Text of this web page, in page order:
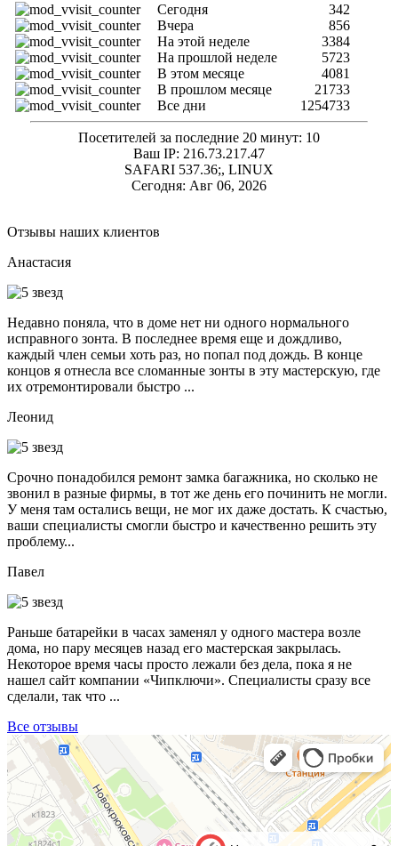
Сегодня
342
Вчера
856
На этой неделе
3384
На прошлой неделе
5723
В этом месяце
4081
В прошлом месяце
21733
Все дни
1254733
Посетителей за последние 20 минут: 10
Ваш IP: 216.73.217.47
SAFARI 537.36;, LINUX
Сегодня: Авг 06, 2026
Отзывы наших клиентов
Анастасия
Недавно поняла, что в доме нет ни одного нормального
исправного зонта. В последнее время еще и дождливо,
каждый член семьи хоть раз, но попал под дождь. В конце
концов я отнесла все сломанные зонты в эту мастерскую, где
их отремонтировали быстро ...
Леонид
Срочно понадобился ремонт замка багажника, но сколько не
звонил в разные фирмы, в тот же день его починить не могли.
У меня там остались вещи, не мог их даже достать. К счастью,
ваши специалисты смогли быстро и качественно решить эту
проблему...
Павел
Раньше батарейки в часах заменял у одного мастера возле
дома, но пару месяцев назад его мастерская закрылась.
Некоторое время часы просто лежали без дела, пока я не
нашел сайт компании «Чипключи». Специалисты сразу все
сделали, так что ...
Все отзывы